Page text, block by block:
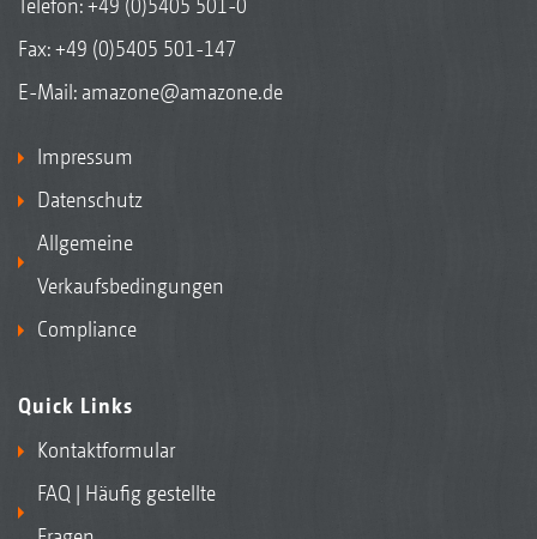
Telefon:+49 (0)5405 501-0
Fax: +49 (0)5405 501-147
E-Mail: amazone@amazone.de
Impressum
Datenschutz
Allgemeine
Verkaufsbedingungen
Compliance
Quick Links
Kontaktformular
FAQ | Häufig gestellte